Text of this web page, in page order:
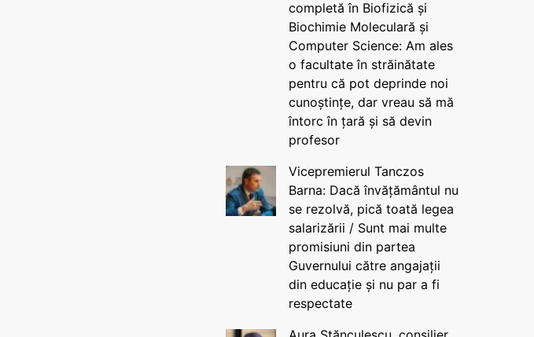
completă în Biofizică și
Biochimie Moleculară și
Computer Science: Am ales
o facultate în străinătate
pentru că pot deprinde noi
cunoștințe, dar vreau să mă
întorc în țară și să devin
profesor
Vicepremierul Tanczos
Barna: Dacă învățământul nu
se rezolvă, pică toată legea
salarizării / Sunt mai multe
promisiuni din partea
Guvernului către angajații
din educație și nu par a fi
respectate